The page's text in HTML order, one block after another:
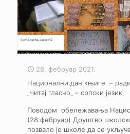
28. фебруар 2021.
Национални дан књиге –
„Читај гласно„ – српски језик
Поводом обележавања
(28.фебруар) Друштво
позвало је школе да се укључе